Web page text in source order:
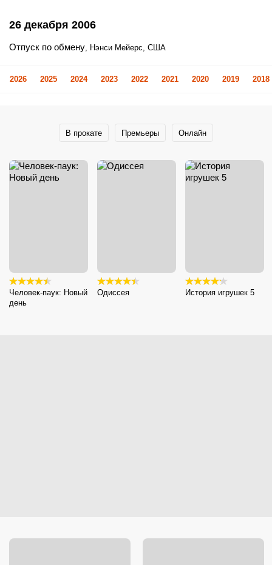
26 декабря 2006
Отпуск по обмену, Нэнси Мейерс, США
2026 2025 2024 2023 2022 2021 2020 2019 2018
В прокате Премьеры Онлайн
Человек-паук: Новый
день
Одиссея История игрушек 5